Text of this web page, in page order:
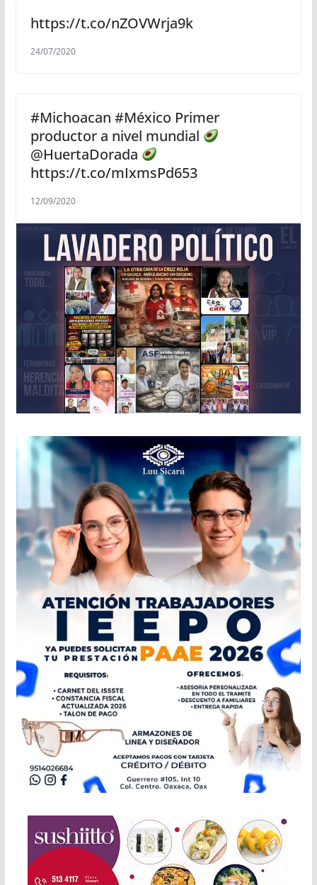
https://t.co/nZOVWrja9k
24/07/2020
#Michoacan #México Primer
productor a nivel mundial
@HuertaDorada
https://t.co/mIxmsPd653
12/09/2020